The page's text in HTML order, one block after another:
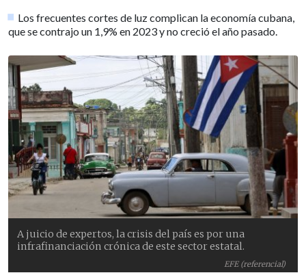
Los frecuentes cortes de luz complican la economía cubana,
que se contrajo un 1,9% en 2023 y no creció el año pasado.
EFE (referencial)
A juicio de expertos, la crisis del país es por una
infrafinanciación crónica de este sector estatal.